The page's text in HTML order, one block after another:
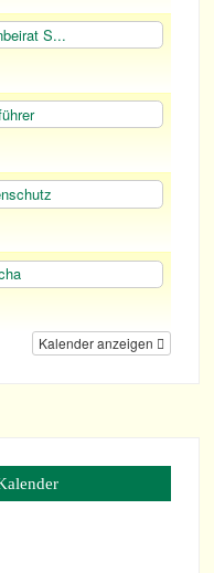
S...
Kalender anzeigen